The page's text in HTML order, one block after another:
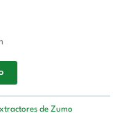
de Zumo